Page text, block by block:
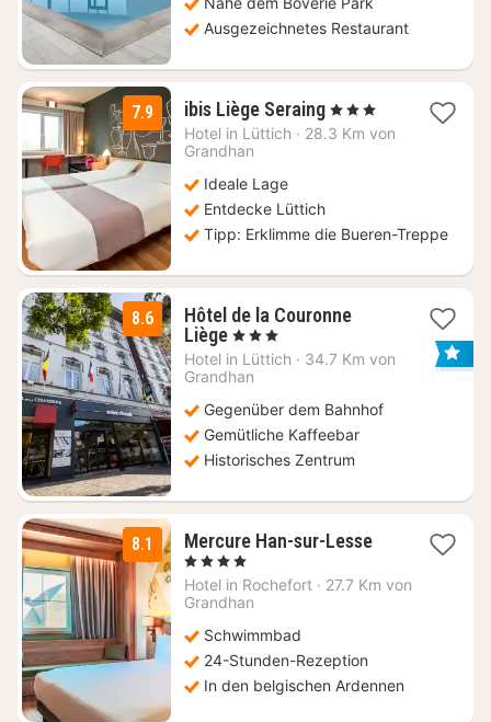
Ausgezeichnetes Restaurant
7.9 ibis Liège Seraing1
Nacht
, 3 Sterne
Hotel in Lüttich · 28.3 Km von
Grandhan
Ideale Lage
Entdecke Lüttich
Tipp: Erklimme die Bueren-Treppe
8.6
Hôtel de la Couronne
Liège2
Nächte
ab
€
, 3 Sterne
Hotel in Lüttich · 34.7 Km von
Grandhan
Gegenüber dem Bahnhof
Gemütliche Kaffeebar
Historisches Zentrum
8.1 Mercure Han-sur-Lesse1
ab
, 4 Sterne
Hotel in Rochefort · 27.7 Km von
Grandhan
Schwimmbad
24-Stunden-Rezeption
In den belgischen Ardennen